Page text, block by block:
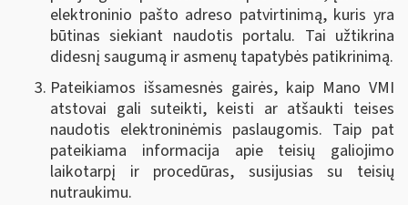
elektroninio pašto adreso patvirtinimą, kuris yra
būtinas siekiant naudotis portalu. Tai užtikrina
didesnį saugumą ir asmenų tapatybės patikrinimą.
Pateikiamos išsamesnės gairės, kaip Mano VMI
atstovai gali suteikti, keisti ar atšaukti teises
naudotis elektroninėmis paslaugomis. Taip pat
pateikiama informacija apie teisių galiojimo
laikotarpį ir procedūras, susijusias su teisių
nutraukimu.